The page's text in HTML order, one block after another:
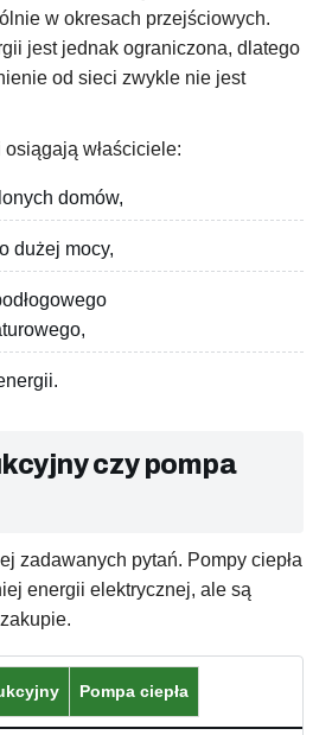
w okresach przejściowych.
jest jednak ograniczona, dlatego
od sieci zwykle nie jest
właściciele:
domów,
dużej mocy,
czy pompa
zadawanych pytań. Pompy ciepła
energii elektrycznej, ale są
Pompa ciepła